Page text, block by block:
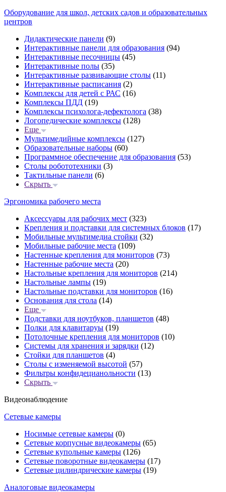
Оборудование для школ, детских садов и образовательных
центров
Дидактические панели (9)
Интерактивные панели для образования (94)
Интерактивные песочницы (45)
Интерактивные полы (35)
Интерактивные развивающие столы (11)
Интерактивные расписания (2)
Комплексы для детей с РАС (16)
Комплексы ПДД (19)
Комплексы психолога-дефектолога (38)
Логопедические комплексы (128)
Еще
Мультимедийные комплексы (127)
Образовательные наборы (60)
Программное обеспечение для образования (53)
Столы робототехники (3)
Тактильные панели (6)
Скрыть
Эргономика рабочего места
Аксессуары для рабочих мест (323)
Крепления и подставки для системных блоков (17)
Мобильные мультимедиа стойки (32)
Мобильные рабочие места (109)
Настенные крепления для мониторов (73)
Настенные рабочие места (20)
Настольные крепления для мониторов (214)
Настольные лампы (19)
Настольные подставки для мониторов (16)
Основания для стола (14)
Еще
Подставки для ноутбуков, планшетов (48)
Полки для клавитаруы (19)
Потолочные крепления для мониторов (10)
Системы для хранения и зарядки (12)
Стойки для планшетов (4)
Столы с изменяемой высотой (57)
Фильтры конфидецианольности (13)
Скрыть
Видеонаблюдение
Сетевые камеры
Носимые сетевые камеры (0)
Сетевые корпусные видеокамеры (65)
Сетевые купольные камеры (126)
Сетевые поворотные видеокамеры (17)
Сетевые цилиндрические камеры (19)
Аналоговые видеокамеры